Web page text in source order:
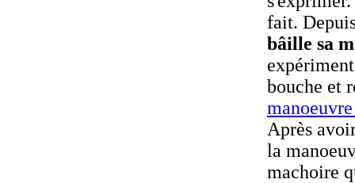
fait.
bâille sa
bouche et
Après
la
machoire